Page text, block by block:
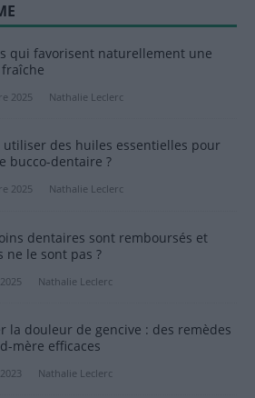
qui favorisent naturellement une
2025 Nathalie Leclerc
utiliser des huiles essentielles pour
bucco-dentaire ?
2025 Nathalie Leclerc
dentaires sont remboursés et
ne le sont pas ?
Nathalie Leclerc
la douleur de gencive : des remèdes
mère efficaces
Nathalie Leclerc